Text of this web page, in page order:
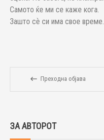
Самото ќе ми се каже кога.
Зашто сѐ си има свое време.
Преходна објава
ЗА АВТОРОТ